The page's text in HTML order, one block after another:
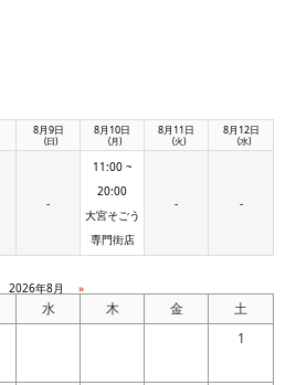
8月9日
(日)
8月10日
(月)
8月11日
(火)
8月12日
(水)
-
11:00 ~
20:00
大宮そごう
専門街店
- -
2026年8月 »
水 木 金
土
1